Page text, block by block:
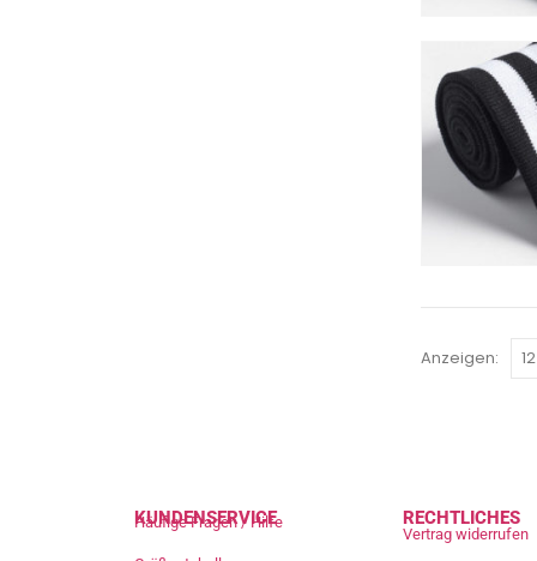
Anzeigen:
KUNDENSERVICE
Häufige Fragen / Hilfe RECHTLICHES
Vertrag widerrufen